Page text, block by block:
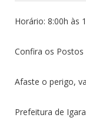
Horário: 8:00h às
Confira os Postos
Afaste o perigo,
Prefeitura de